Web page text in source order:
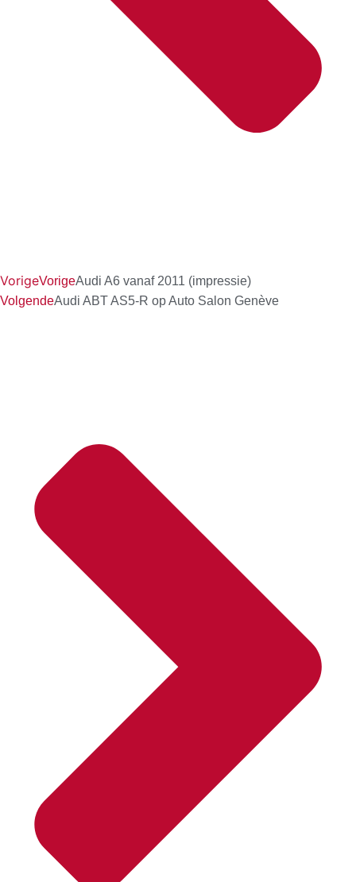
VorigeVorigeAudi A6 vanaf 2011 (impressie)
VolgendeAudi ABT AS5-R op Auto Salon Genève